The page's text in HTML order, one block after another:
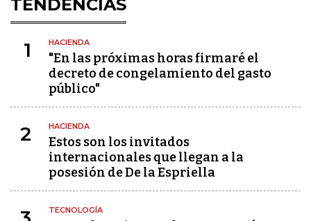
TENDENCIAS
1 HACIENDA
"En las próximas horas firmaré el
decreto de congelamiento del gasto
público"
2 HACIENDA
Estos son los invitados
internacionales que llegan a la
posesión de De la Espriella
TECNOLOGÍA